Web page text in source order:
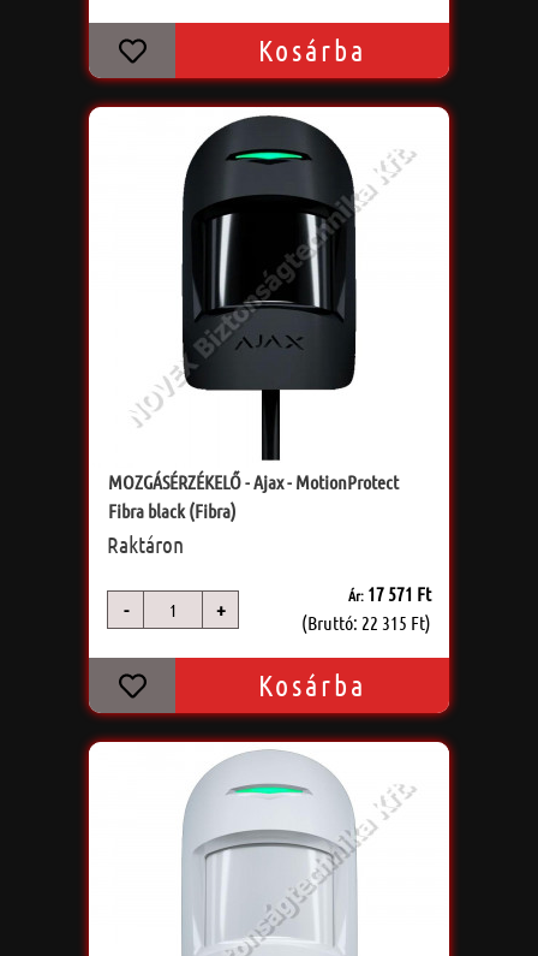
Kosárba
MOZGÁSÉRZÉKELŐ - Ajax - MotionProtect
Fibra black (Fibra)
Raktáron
- +
Ár: 17 571 Ft
(Bruttó: 22 315 Ft)
Kosárba